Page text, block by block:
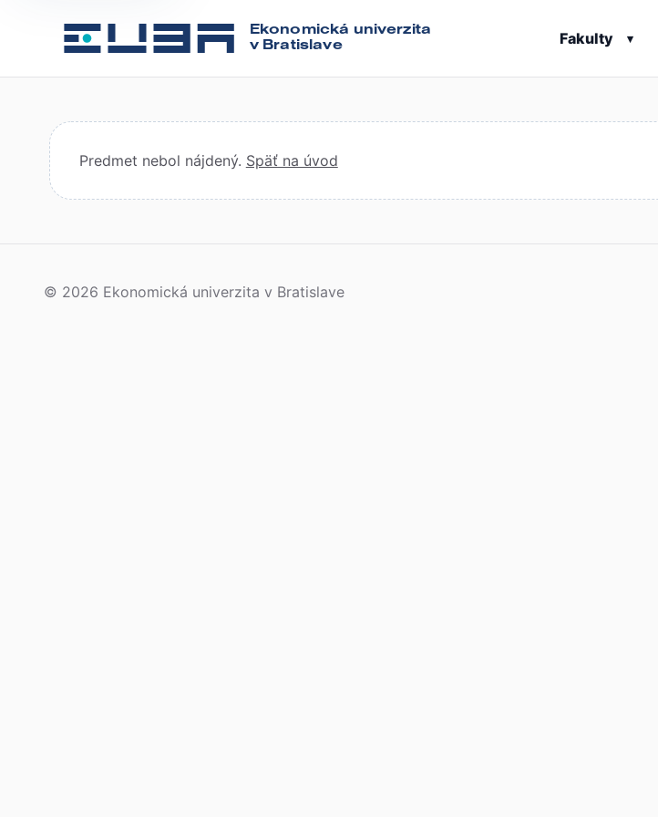
Ekonomická univerzita
v Bratislave
Fakulty ▾
Predmet nebol nájdený. Späť na úvod
© 2026 Ekonomická univerzita v Bratislave